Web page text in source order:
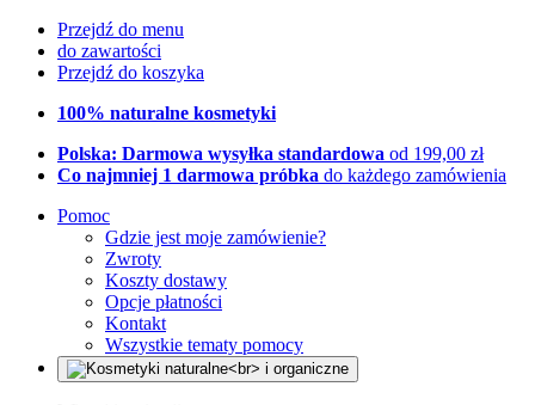
Przejdź do menu
do zawartości
Przejdź do koszyka
100% naturalne kosmetyki
Polska: Darmowa wysyłka standardowa od 199,00 zł
Co najmniej 1 darmowa próbka do każdego zamówienia
Pomoc
Gdzie jest moje zamówienie?
Zwroty
Koszty dostawy
Opcje płatności
Kontakt
Wszystkie tematy pomocy